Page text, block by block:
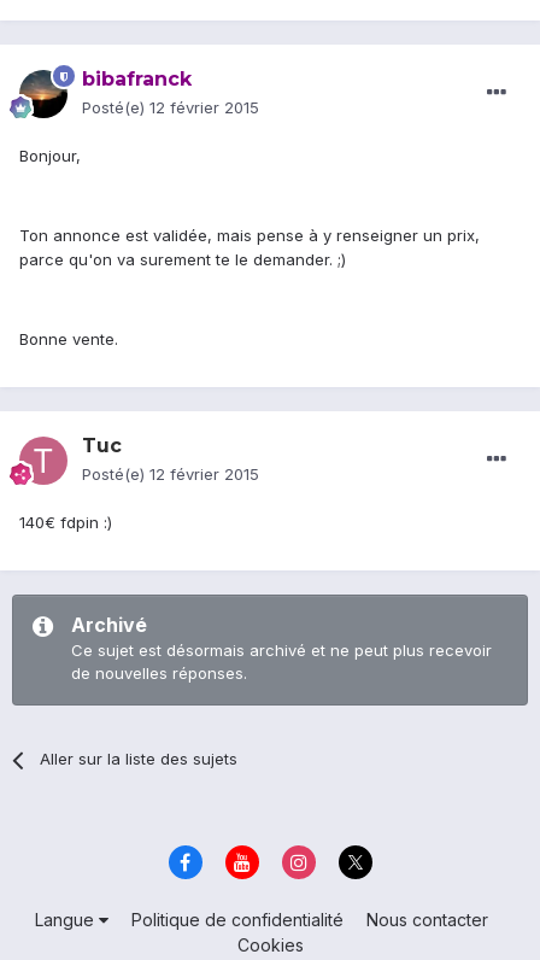
bibafranck
Posté(e) 12 février 2015
Bonjour,
Ton annonce est validée, mais pense à y renseigner un prix,
parce qu'on va surement te le demander. ;)
Bonne vente.
Tuc
Posté(e) 12 février 2015
140€ fdpin :)
Archivé
Ce sujet est désormais archivé et ne peut plus recevoir
de nouvelles réponses.
Aller sur la liste des sujets
Langue Politique de confidentialité
Nous contacter
Cookies